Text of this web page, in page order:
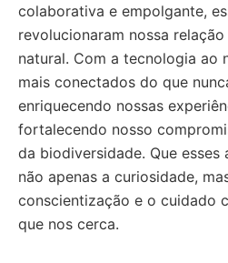
colaborativa e empolgante,
revolucionaram nossa
natural. Com a tecnologia ao
mais conectados do que
enriquecendo nossas
fortalecendo nosso
da biodiversidade. Que esses
não apenas a curiosidade,
conscientização e o cuidado
que nos cerca.